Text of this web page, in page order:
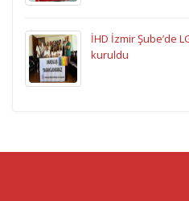
İHD İzmir Şube’de
kuruldu